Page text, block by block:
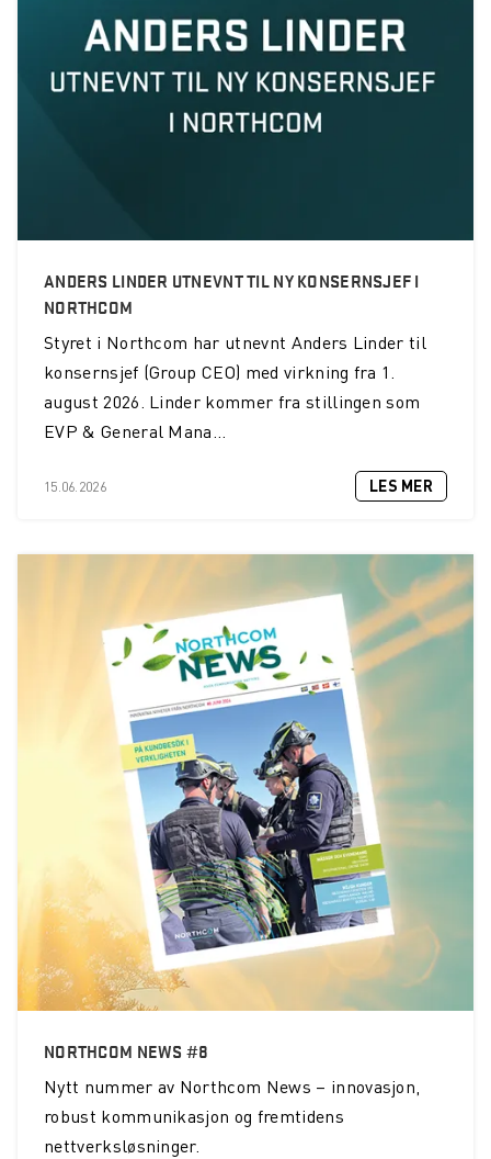
ANDERS LINDER UTNEVNT TIL NY KONSERNSJEF I
NORTHCOM
Styret i Northcom har utnevnt Anders Linder til
konsernsjef (Group CEO) med virkning fra 1.
august 2026. Linder kommer fra stillingen som
EVP & General Mana...
15.06.2026 LES MER
NORTHCOM NEWS #8
Nytt nummer av Northcom News – innovasjon,
robust kommunikasjon og fremtidens
nettverksløsninger.